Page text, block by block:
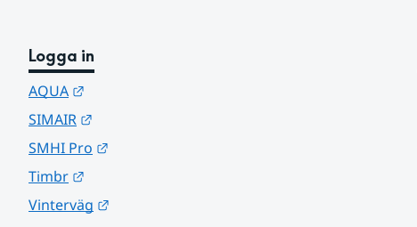
Logga in
AQUA
SIMAIR
SMHI Pro
Timbr
Vinterväg